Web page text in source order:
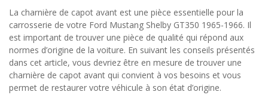
La charnière de capot avant est une pièce essentielle pour la
carrosserie de votre Ford Mustang Shelby GT350 1965-1966. Il
est important de trouver une pièce de qualité qui répond aux
normes d’origine de la voiture. En suivant les conseils présentés
dans cet article, vous devriez être en mesure de trouver une
charnière de capot avant qui convient à vos besoins et vous
permet de restaurer votre véhicule à son état d’origine.